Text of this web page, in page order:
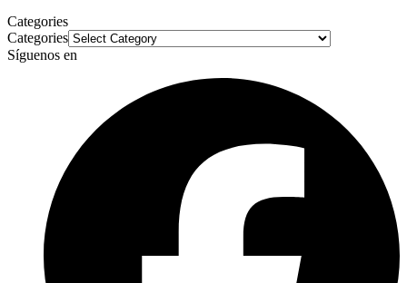
Categories
Categories
Síguenos en